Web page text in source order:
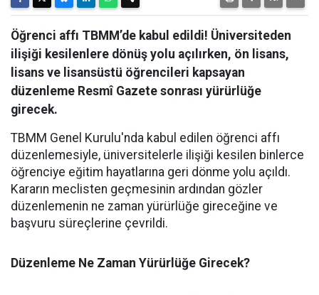
Öğrenci affı TBMM’de kabul edildi! Üniversiteden
ilişiği kesilenlere dönüş yolu açılırken, ön lisans,
lisans ve lisansüstü öğrencileri kapsayan
düzenleme Resmî Gazete sonrası yürürlüğe
girecek.
​TBMM Genel Kurulu'nda kabul edilen öğrenci affı
düzenlemesiyle, üniversitelerle ilişiği kesilen binlerce
öğrenciye eğitim hayatlarına geri dönme yolu açıldı.
Kararın meclisten geçmesinin ardından gözler
düzenlemenin ne zaman yürürlüğe gireceğine ve
başvuru süreçlerine çevrildi.
Düzenleme Ne Zaman Yürürlüğe Girecek?